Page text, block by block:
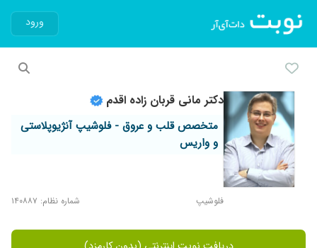
ورود
دکتر مانی قربان زاده اقدم
متخصص قلب و عروق - فلوشیپ آنژیوپلاستی
و واریس
فلوشیپ شماره نظام: ۱۴۰۸۸۷